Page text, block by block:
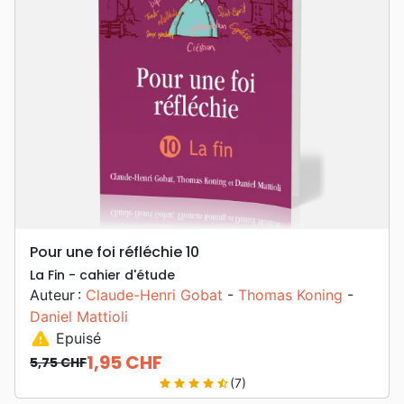
Pour une foi réfléchie 10
La Fin - cahier d'étude
Auteur : Claude-Henri Gobat - Thomas Koning -
Daniel Mattioli
warning Epuisé
Prix de base
5,75 CHF
Prix 1,95 CHF
star star star star star_half(7)